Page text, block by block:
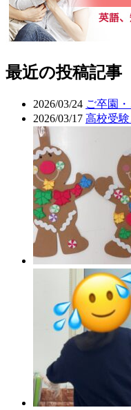
最近の投稿記事
2026/03/24 ご卒園
2026/03/17 高校受